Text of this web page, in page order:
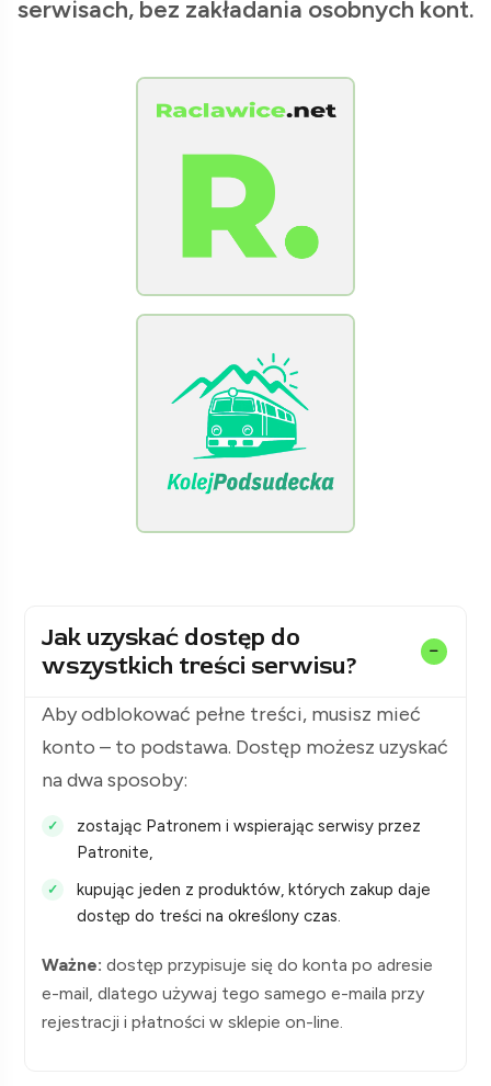
serwisach, bez zakładania osobnych kont.
Jak uzyskać dostęp do
wszystkich treści serwisu?
Aby odblokować pełne treści, musisz mieć
konto – to podstawa. Dostęp możesz uzyskać
na dwa sposoby:
zostając Patronem i wspierając serwisy przez
Patronite,
kupując jeden z produktów, których zakup daje
dostęp do treści na określony czas.
Ważne: dostęp przypisuje się do konta po adresie
e-mail, dlatego używaj tego samego e-maila przy
rejestracji i płatności w sklepie on-line.